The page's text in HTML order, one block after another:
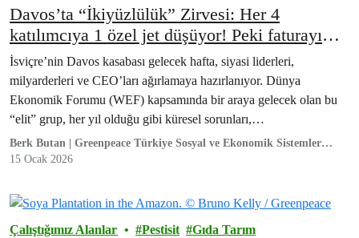
Davos’ta “İkiyüzlülük” Zirvesi: Her 4
katılımcıya 1 özel jet düşüyor! Peki faturayı
kim ödüyor?
İsviçre’nin Davos kasabası gelecek hafta, siyasi liderleri,
milyarderleri ve CEO’ları ağırlamaya hazırlanıyor. Dünya
Ekonomik Forumu (WEF) kapsamında bir araya gelecek olan bu
“elit” grup, her yıl olduğu gibi küresel sorunları,…
Berk Butan | Greenpeace Türkiye Sosyal ve Ekonomik Sistemler
Kampanya Sorumlusu
15 Ocak 2026
Çalıştığımız Alanlar Pestisit Gıda Tarım